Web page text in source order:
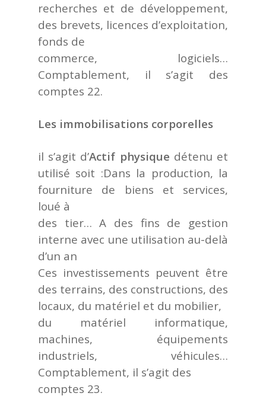
recherches et de développement,
des brevets, licences d’exploitation,
fonds de
commerce, logiciels…
Comptablement, il s’agit des
comptes 22.
Les immobilisations corporelles
il s’agit d’Actif physique détenu et
utilisé soit :Dans la production, la
fourniture de biens et services,
loué à
des tier… A des fins de gestion
interne avec une utilisation au-delà
d’un an
Ces investissements peuvent être
des terrains, des constructions, des
locaux, du matériel et du mobilier,
du matériel informatique,
machines, équipements
industriels, véhicules…
Comptablement, il s’agit des
comptes 23.